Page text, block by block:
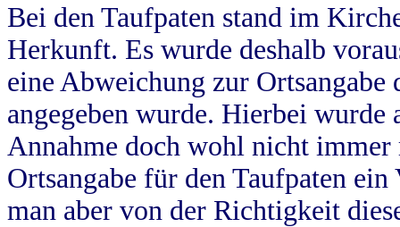
Bei den Taufpaten stand im
Herkunft. Es wurde deshalb
eine Abweichung zur
angegeben wurde. Hierbei wurde
Annahme doch wohl nicht
Ortsangabe für den Taufpaten
man aber von der Richtigkeit